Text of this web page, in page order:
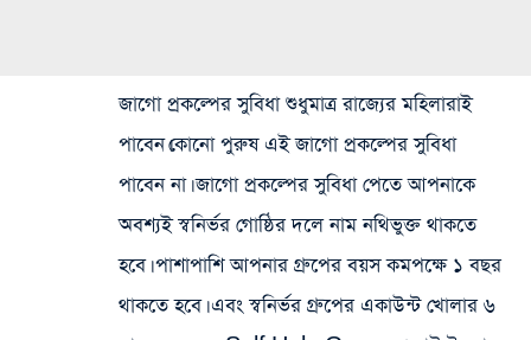
জাগো প্রকল্পের সুবিধা শুধুমাত্র রাজ্যের মহিলারাই
পাবেন।কোনো পুরুষ এই জাগো প্রকল্পের সুবিধা
পাবেন না। জাগো প্রকল্পের সুবিধা পেতে আপনাকে
অবশ্যই স্বনির্ভর গোষ্ঠির দলে নাম নথিভুক্ত থাকতে
হবে। পাশাপাশি আপনার গ্রুপের বয়স কমপক্ষে ১ বছর
থাকতে হবে। এবং স্বনির্ভর গ্রুপের একাউন্ট খোলার ৬